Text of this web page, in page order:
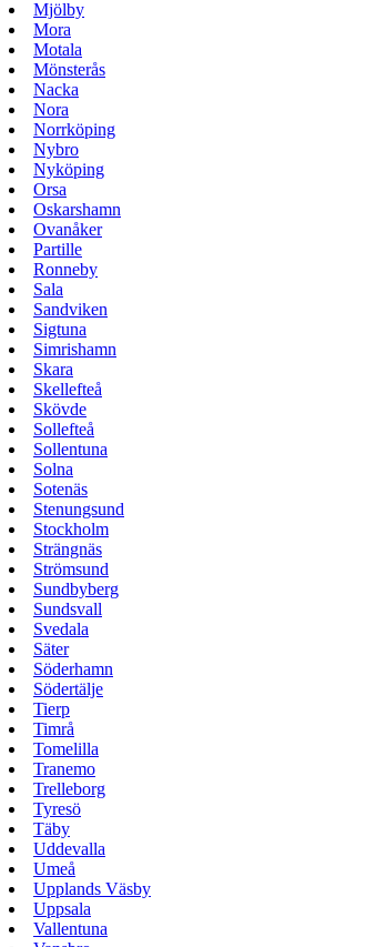
Mjölby
Mora
Motala
Mönsterås
Nacka
Nora
Norrköping
Nybro
Nyköping
Orsa
Oskarshamn
Ovanåker
Partille
Ronneby
Sala
Sandviken
Sigtuna
Simrishamn
Skara
Skellefteå
Skövde
Sollefteå
Sollentuna
Solna
Sotenäs
Stenungsund
Stockholm
Strängnäs
Strömsund
Sundbyberg
Sundsvall
Svedala
Säter
Söderhamn
Södertälje
Tierp
Timrå
Tomelilla
Tranemo
Trelleborg
Tyresö
Täby
Uddevalla
Umeå
Upplands Väsby
Uppsala
Vallentuna